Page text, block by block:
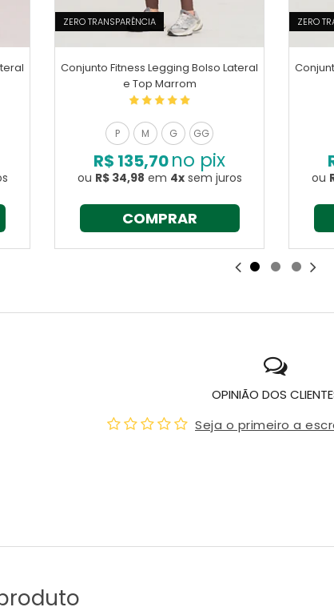
ZERO TRANSPARÊNCIA
Conjunto Fitness Legging Bolso Lateral
e Top Marrom
P M G GG
R$ 135,70no pix
ou R$ 34,98 em 4xsem juros
COMPRAR
ZERO
ou
OPINIÃO DOS
Seja o primeiro a